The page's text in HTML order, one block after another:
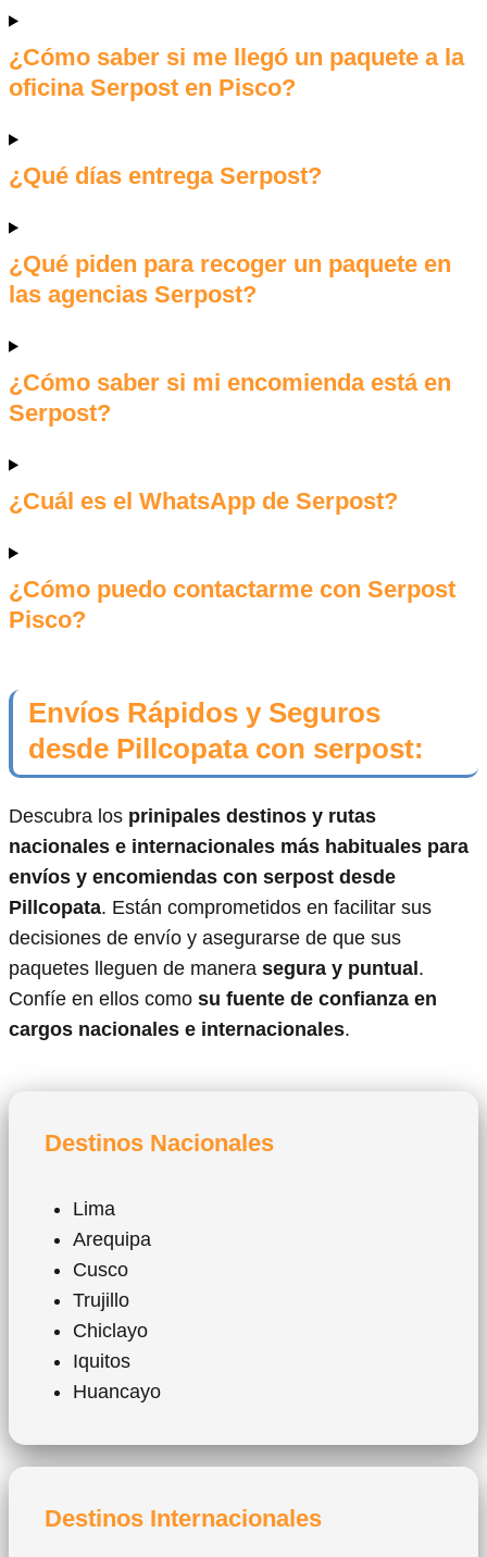
¿Cómo saber si me llegó un paquete a la
oficina Serpost en Pisco?
¿Qué días entrega Serpost?
¿Qué piden para recoger un paquete en
las agencias Serpost?
¿Cómo saber si mi encomienda está en
Serpost?
¿Cuál es el WhatsApp de Serpost?
¿Cómo puedo contactarme con Serpost
Pisco?
Envíos Rápidos y Seguros
desde Pillcopata con serpost:
Descubra los prinipales destinos y rutas
nacionales e internacionales más habituales para
envíos y encomiendas con serpost desde
Pillcopata. Están comprometidos en facilitar sus
decisiones de envío y asegurarse de que sus
paquetes lleguen de manera segura y puntual .
Confíe en ellos como su fuente de confianza en
cargos nacionales e internacionales.
Destinos Nacionales
Lima
Arequipa
Cusco
Trujillo
Chiclayo
Iquitos
Huancayo
Destinos Internacionales